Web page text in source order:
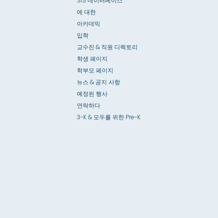
에 대한
아카데믹
입학
교수진 & 직원 디렉토리
학생 페이지
학부모 페이지
뉴스 & 공지 사항
예정된 행사
연락하다
3-K & 모두를 위한 Pre-K